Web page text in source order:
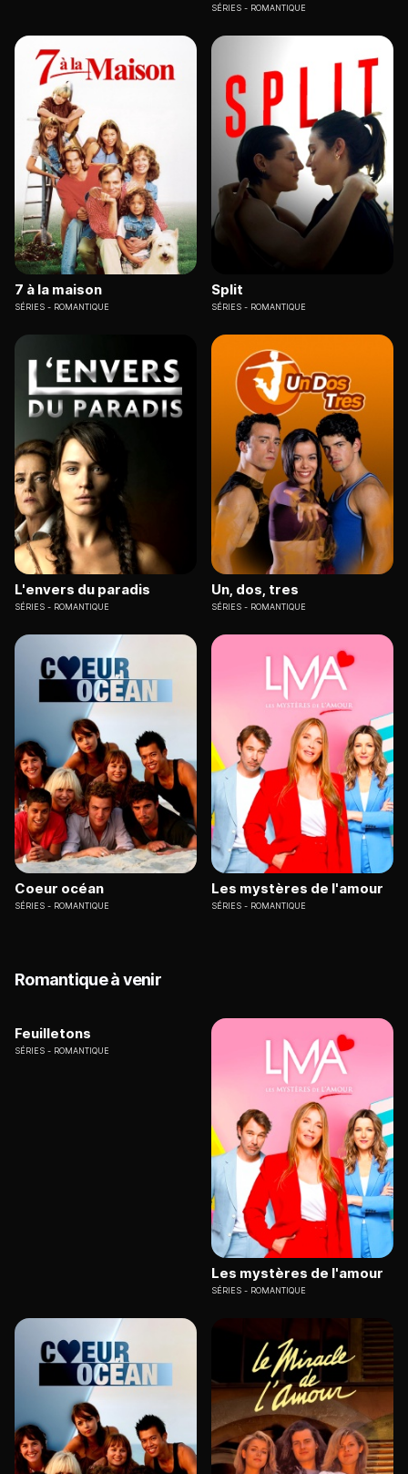
SÉRIES ROMANTIQUE
7 à la maison
SÉRIES ROMANTIQUE
Split
SÉRIES ROMANTIQUE
L'envers du paradis
SÉRIES ROMANTIQUE
Un, dos, tres
SÉRIES ROMANTIQUE
Coeur océan
SÉRIES ROMANTIQUE
Les mystères de l'amour
SÉRIES ROMANTIQUE
Romantique à venir
Feuilletons
SÉRIES ROMANTIQUE
Les mystères de l'amour
SÉRIES ROMANTIQUE